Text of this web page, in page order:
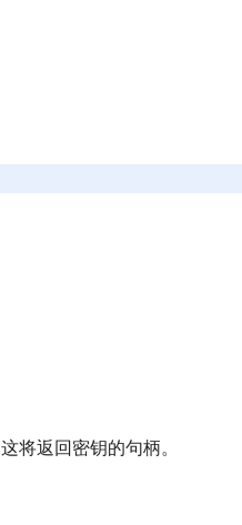
将返回密钥的句柄。